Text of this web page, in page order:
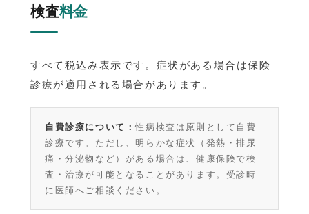
検査料金
すべて税込み表示です。症状がある場合は保険
診療が適用される場合があります。
自費診療について：性病検査は原則として自費
診療です。ただし、明らかな症状（発熱・排尿
痛・分泌物など）がある場合は、健康保険で検
査・治療が可能となることがあります。受診時
に医師へご相談ください。